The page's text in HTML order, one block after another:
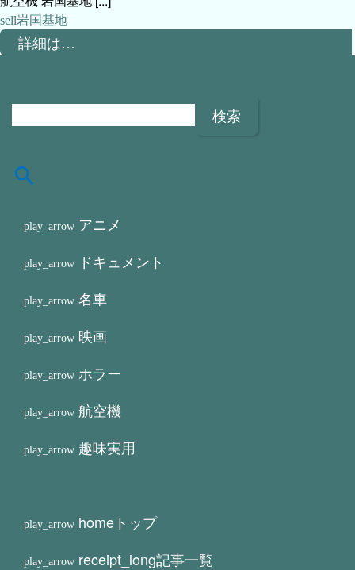
岩国基地
詳細は…
アニメ
ドキュメント
名車
映画
ホラー
航空機
趣味実用
home トップ
receipt_long記事一覧